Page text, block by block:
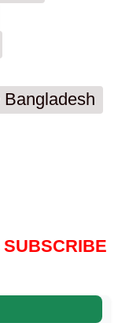
SUBSCRIBE